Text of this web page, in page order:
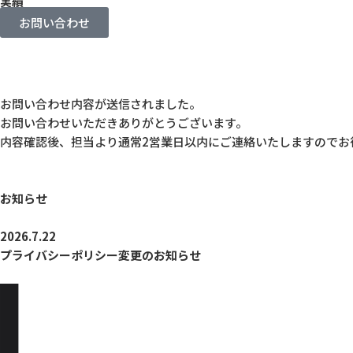
お問い合わせ
お問い合わせ内容が送信されました。
お問い合わせいただきありがとうございます。
内容確認後、担当より通常2営業日以内にご連絡いたしますのでお
お知らせ
2026.7.22
プライバシーポリシー変更のお知らせ